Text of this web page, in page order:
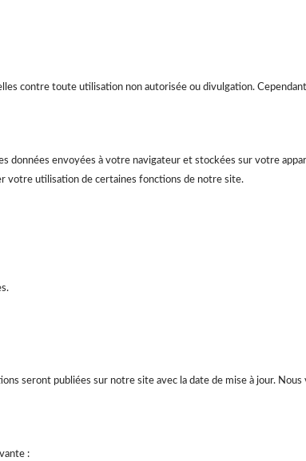
contre toute utilisation non autorisée ou divulgation.
données envoyées à votre navigateur et stockées sur votre
votre utilisation de certaines fonctions de notre site.
seront publiées sur notre site avec la date de mise à jour. Nous
: